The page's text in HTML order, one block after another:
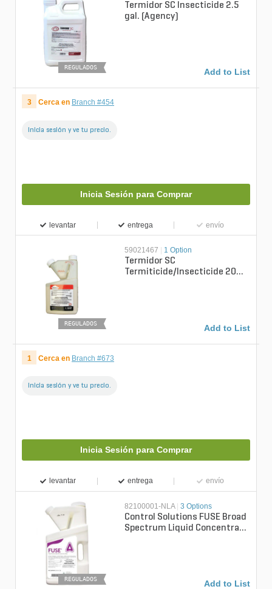
REGULADOS
Termidor SC Insecticide 2.5
gal. (Agency)
Add to List
3 Cerca en Branch #454
Inicia sesión y ve tu precio.
Inicia Sesión para Comprar
levantar entrega envío
REGULADOS
59021467 1 Option
Termidor SC
Termiticide/Insecticide 20
Add to List
1 Cerca en Branch #673
Inicia sesión y ve tu precio.
Inicia Sesión para Comprar
levantar entrega envío
REGULADOS
82100001-NLA | 3 Options
Control Solutions FUSE Broad
Spectrum Liquid Concentrate
Add to List